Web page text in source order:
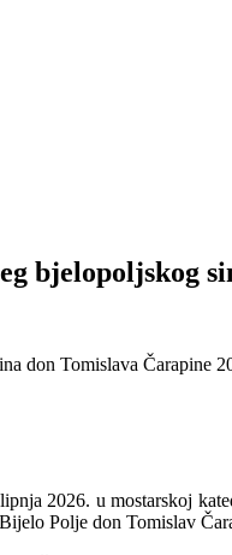
bjelopoljskog
2026. u mostarskoj
Polje don Tomislav